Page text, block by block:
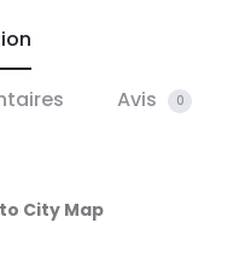
Avis 0
City Map